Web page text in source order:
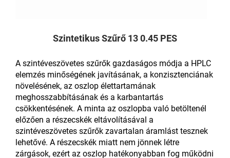
Szintetikus Szűrő 13 0.45 PES
A szintéveszövetes szűrők gazdaságos módja a HPLC
elemzés minőségének javításának, a konzisztenciának
növelésének, az oszlop élettartamának
meghosszabbításának és a karbantartás
csökkentésének. A minta az oszlopba való betöltenél
előzően a részecskék eltávolításával a
szintéveszövetes szűrők zavartalan áramlást tesznek
lehetővé. A részecskék miatt nem jönnek létre
zárgások, ezért az oszlop hatékonyabban fog működni